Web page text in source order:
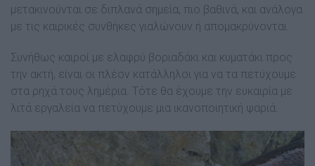
µετακινούνται σε διπλανά σηµεία, πιο βαθινά, και ανάλογα
µε τις καιρικές συνθήκες γιαλώνουν ή αποµακρύνονται.
Συνήθως καιροί µε ελαφρύ βοριαδάκι και κυµατάκι προς
την ακτή, είναι οι πλέον κατάλληλοι για να τα πετύχουµε
στα ρηχά τους ληµέρια. Τότε θα έχουµε την ευκαιρία µε
λιτά εργαλεία να πετύχουµε µια ικανοποιητική ψαριά.